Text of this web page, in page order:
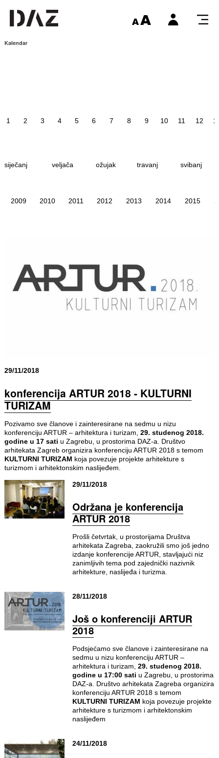
Kalendar
1 2 3 4 5 6 7 8 9 10 11 12
siječanj veljača ožujak travanj svibanj
2009 2010 2011 2012 2013 2014 2015
29/11/2018
konferencija ARTUR 2018 - KULTURNI
TURIZAM
Pozivamo sve članove i zainteresirane na sedmu u nizu
konferenciju ARTUR – arhitektura i turizam, 29. studenog 2018.
godine u 17 sati u Zagrebu, u prostorima DAZ-a. Društvo
arhitekata Zagreb organizira konferenciju ARTUR 2018 s temom
KULTURNI TURIZAM koja povezuje projekte arhitekture s
turizmom i arhitektonskim naslijeđem.
29/11/2018
Održana je konferencija
ARTUR 2018
Prošli četvrtak, u prostorijama Društva
arhitekata Zagreba, zaokružili smo još jedno
izdanje konferencije ARTUR, stavljajući niz
zanimljivih tema pod zajednički nazivnik
arhitekture, naslijeđa i turizma.
28/11/2018
Još o konferenciji ARTUR
2018
Podsjećamo sve članove i zainteresirane na
sedmu u nizu konferenciju ARTUR –
arhitektura i turizam, 29. studenog 2018.
godine u 17:00 sati u Zagrebu, u prostorima
DAZ-a. Društvo arhitekata Zagreba organizira
konferenciju ARTUR 2018 s temom
KULTURNI TURIZAM koja povezuje projekte
arhitekture s turizmom i arhitektonskim
naslijeđem
24/11/2018